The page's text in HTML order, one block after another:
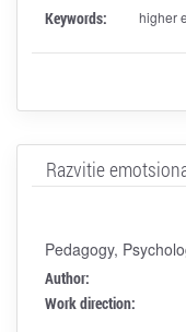
Keywords:
higher
Razvitie
Pedagogy,
Author:
Work direction: